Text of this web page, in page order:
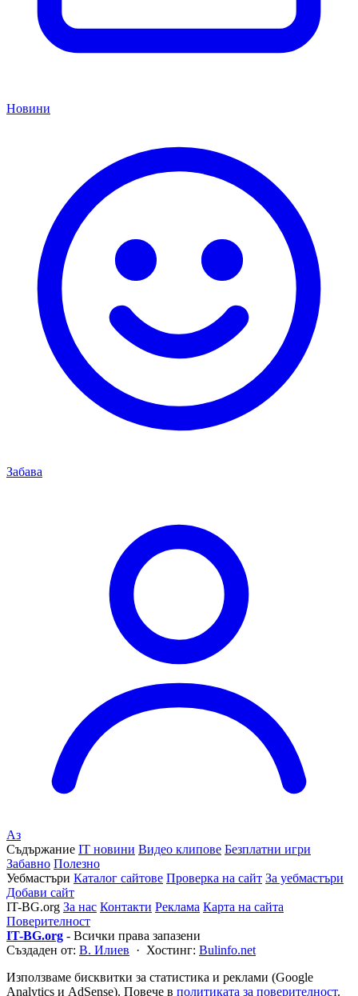
Новини
Забава
Аз
Съдържание IT новини Видео клипове Безплатни игри
Забавно Полезно
Уебмастъри Каталог сайтове Проверка на сайт За уебмастъри
Добави сайт
IT-BG.org За нас Контакти Реклама Карта на сайта
Поверителност
IT-BG.org - Всички права запазени
Създаден от: В. Илиев · Хостинг: Bulinfo.net
Използваме бисквитки за статистика и реклами (Google
Analytics и AdSense). Повече в политиката за поверителност.